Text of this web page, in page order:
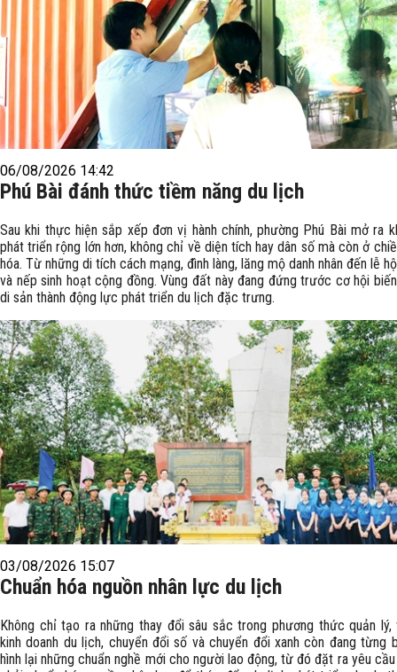
06/08/2026 14:42
Phú Bài đánh thức tiềm năng du lịch
Sau khi thực hiện sắp xếp đơn vị hành chính, phường Phú Bài mở ra
phát triển rộng lớn hơn, không chỉ về diện tích hay dân số mà còn ở
hóa. Từ những di tích cách mạng, đình làng, lăng mộ danh nhân đến lễ
và nếp sinh hoạt cộng đồng. Vùng đất này đang đứng trước cơ hội
di sản thành động lực phát triển du lịch đặc trưng.
03/08/2026 15:07
Chuẩn hóa nguồn nhân lực du lịch
Không chỉ tạo ra những thay đổi sâu sắc trong phương thức quản lý,
kinh doanh du lịch, chuyển đổi số và chuyển đổi xanh còn đang từng
hình lại những chuẩn nghề mới cho người lao động, từ đó đặt ra yêu